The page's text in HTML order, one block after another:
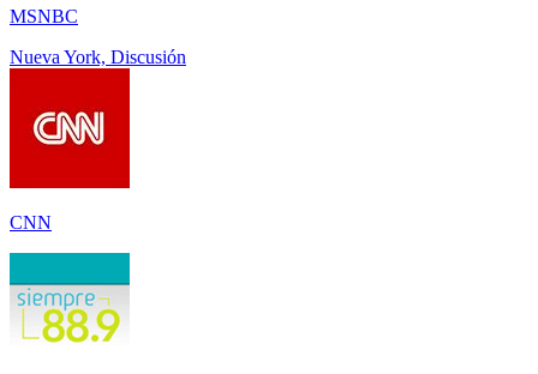
MSNBC
Nueva York, Discusión
CNN